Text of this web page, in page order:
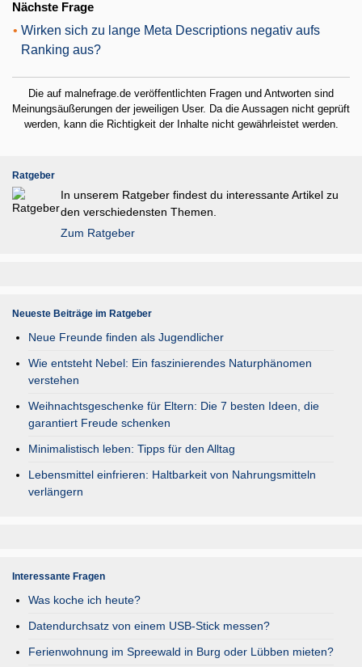
Nächste Frage
• Wirken sich zu lange Meta Descriptions negativ aufs
Ranking aus?
Die auf malnefrage.de veröffentlichten Fragen und Antworten sind
Meinungsäußerungen der jeweiligen User. Da die Aussagen nicht geprüft
werden, kann die Richtigkeit der Inhalte nicht gewährleistet werden.
Ratgeber
In unserem Ratgeber findest du interessante Artikel zu
den verschiedensten Themen.
Zum Ratgeber
Neueste Beiträge im Ratgeber
Neue Freunde finden als Jugendlicher
Wie entsteht Nebel: Ein faszinierendes Naturphänomen
verstehen
Weihnachtsgeschenke für Eltern: Die 7 besten Ideen, die
garantiert Freude schenken
Minimalistisch leben: Tipps für den Alltag
Lebensmittel einfrieren: Haltbarkeit von Nahrungsmitteln
verlängern
Interessante Fragen
Was koche ich heute?
Datendurchsatz von einem USB-Stick messen?
Ferienwohnung im Spreewald in Burg oder Lübben mieten?